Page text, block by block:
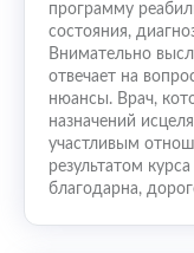
программу
состояния,
Внимательно
отвечает на
нюансы. Врач,
назначений
участливым
результатом
благодарна,